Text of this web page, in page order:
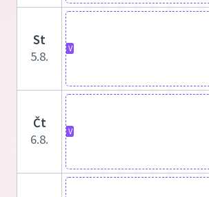
st
5.8.
V
čt
6.8.
V